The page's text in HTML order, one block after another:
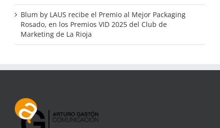
Blum by LAUS recibe el Premio al Mejor Packaging
Rosado, en los Premios VID 2025 del Club de
Marketing de La Rioja